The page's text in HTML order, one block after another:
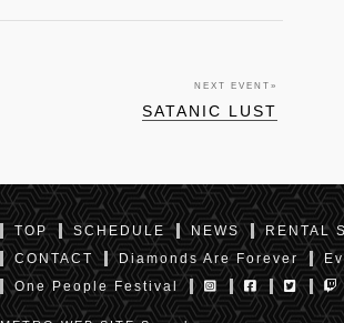
NEXT EVENT »
SATANIC LUST
TOP SCHEDULE NEWS RENTAL
CONTACT
Diamonds Are Forever
One People Festival